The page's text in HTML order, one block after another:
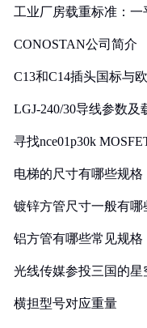
工业厂房载重标准：
CONOSTAN公司简介
C13和C14插头国标与
LGJ-240/30导线参数及
寻找nce01p30k
电梯的尺寸有哪些规格
镀锌方管尺寸一般有哪
铝方管有哪些常见规格
光线传媒参投三国的星
横担型号对应重量